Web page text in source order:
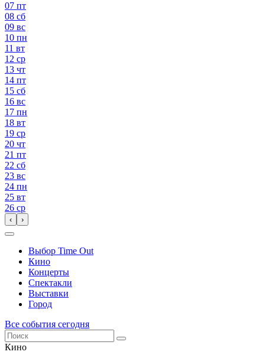
07 пт
08 сб
09 вс
10 пн
11 вт
12 ср
13 чт
14 пт
15 сб
16 вс
17 пн
18 вт
19 ср
20 чт
21 пт
22 сб
23 вс
24 пн
25 вт
26 ср
‹ ›
Выбор Time Out
Кино
Концерты
Спектакли
Выставки
Город
Все события сегодня
Кино